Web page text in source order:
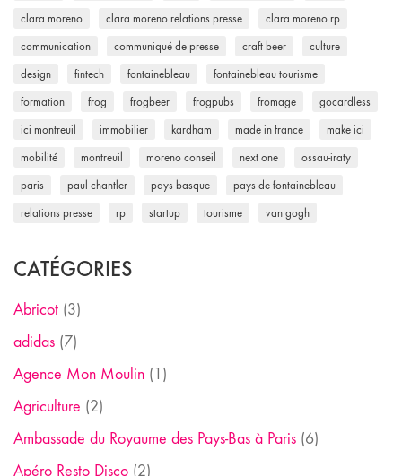
clara moreno clara moreno relations presse clara moreno rp
communication communiqué de presse craft beer culture
design fintech fontainebleau fontainebleau tourisme
formation frog frogbeer frogpubs fromage gocardless
ici montreuil immobilier kardham made in france make ici
mobilité montreuil moreno conseil next one ossau-iraty
paris paul chantler pays basque pays de fontainebleau
relations presse rp startup tourisme van gogh
CATÉGORIES
Abricot (3)
adidas (7)
Agence Mon Moulin (1)
Agriculture (2)
Ambassade du Royaume des Pays-Bas à Paris (6)
Apéro Resto Disco (2)